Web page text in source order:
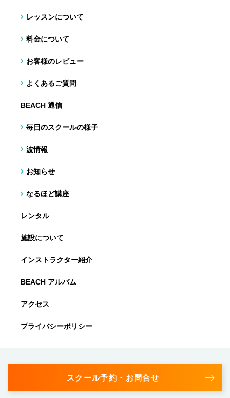
レッスンについて
料金について
お客様のレビュー
よくあるご質問
BEACH 通信
毎日のスクールの様子
波情報
お知らせ
なるほど講座
レンタル
施設について
インストラクター紹介
BEACH アルバム
アクセス
プライバシーポリシー
スクール予約・お問合せ